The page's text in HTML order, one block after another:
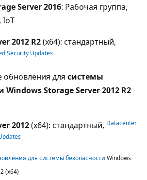
Server 2016: Рабочая группа,
IoT
2012 R2(x64): стандартный,
Security Updates
для системы
Windows Storage Server 2012 R2
2012(x64): стандартный, Datacenter
для системы безопасности Windows
(x64)